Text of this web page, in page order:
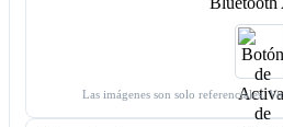
Las imágenes son solo referenciales.